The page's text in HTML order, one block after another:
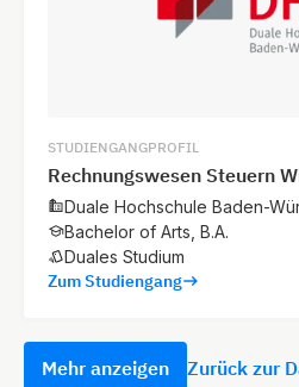
STUDIENGANGPROFIL
Rechnungswesen Steuern
Duale Hochschule Baden-
Bachelor of Arts, B.A.
Duales Studium
Zum Studiengang
Mehr anzeigen Zurück zur